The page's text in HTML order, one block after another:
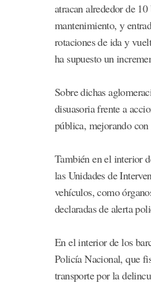
atracan alrededor de
mantenimiento, y
rotaciones de ida y
ha supuesto un
Sobre dichas
disuasoria frente a
pública, mejorando
También en el interior
las Unidades de
vehículos, como
declaradas de alerta
En el interior de los
Policía Nacional, que
transporte por la